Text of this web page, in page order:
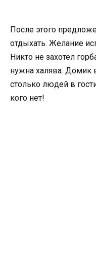
После этого
отдыхать. Желание
Никто не захотел
нужна халява. Домик
столько людей в
кого нет!